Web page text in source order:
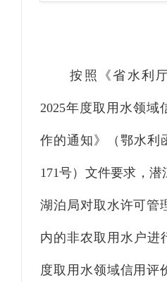
按照《省水利
2025年度取用水领域
作的通知》（鄂水利
171号）文件要求，潜
湖泊局对取水许可管
内的非农取用水户进
度取用水领域信用评